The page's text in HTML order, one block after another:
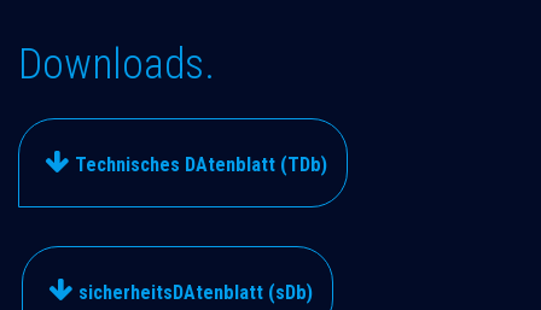
Downloads.
Technisches DAtenblatt (TDb)
sicherheitsDAtenblatt (sDb)